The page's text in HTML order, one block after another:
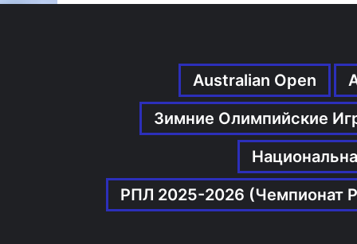
Australian Open
Зимние Олимпийские
РПЛ 2025-2026 (Чемпионат